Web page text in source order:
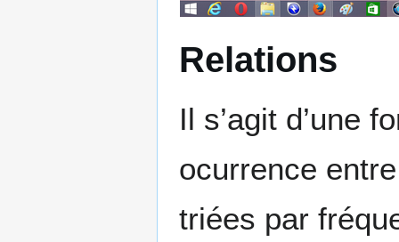
Relations
Il s’agit d’une
ocurrence
triées par